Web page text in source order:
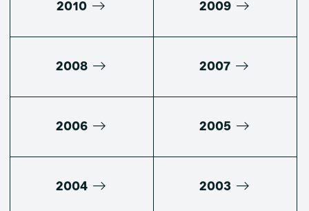
2010 2009
2008 2007
2006 2005
2004 2003